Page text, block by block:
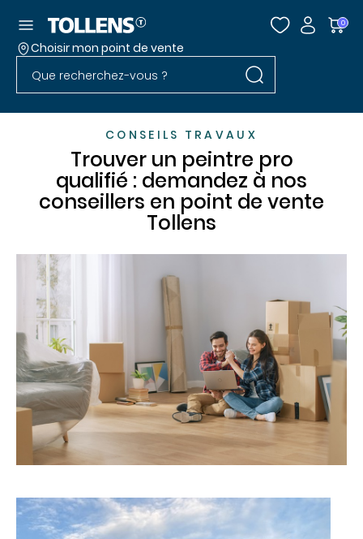
0
Passer la liste des magasins et aller au pied
Choisir mon point de vente
Rechercher dans le site Rechercher
Accéder au menu
CONSEILS TRAVAUX
Trouver un peintre pro
qualifié : demandez à nos
conseillers en point de vente
Tollens